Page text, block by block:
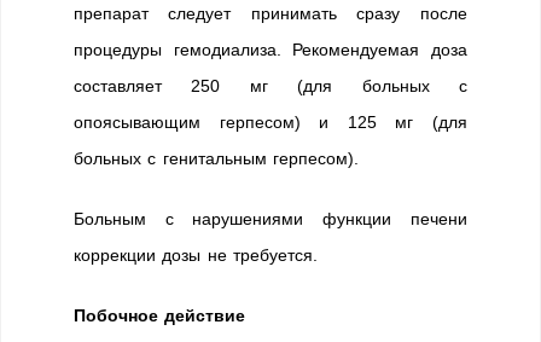
препарат следует принимать сразу после
процедуры гемодиализа. Рекомендуемая доза
составляет 250 мг (для больных с
опоясывающим герпесом) и 125 мг (для
больных с генитальным герпесом).
Больным с нарушениями функции печени
коррекции дозы не требуется.
Побочное действие